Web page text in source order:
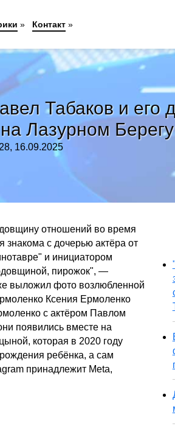
Табаков и его
Лазурном Берегу
16.09.2025
отношений во время
знакома с дочерью актёра от
и инициатором
пирожок", —
выложил фото возлюбленной
Ксения Ермоленко
с актёром Павлом
появились вместе на
которая в 2020 году
ребёнка, а сам
принадлежит Meta,
» Контакт »